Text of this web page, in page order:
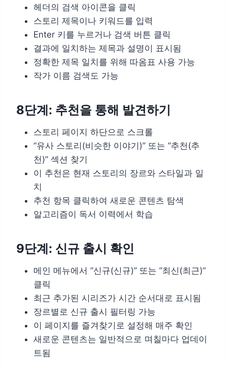
헤더의 검색 아이콘을 클릭
스토리 제목이나 키워드를 입력
Enter 키를 누르거나 검색 버튼 클릭
결과에 일치하는 제목과 설명이 표시됨
정확한 제목 일치를 위해 따옴표 사용 가능
작가 이름 검색도 가능
8단계: 추천을 통해 발견하기
스토리 페이지 하단으로 스크롤
“유사 스토리(비슷한 이야기)” 또는 “추천(추
천)” 섹션 찾기
이 추천은 현재 스토리의 장르와 스타일과 일
치
추천 항목 클릭하여 새로운 콘텐츠 탐색
알고리즘이 독서 이력에서 학습
9단계: 신규 출시 확인
메인 메뉴에서 “신규(신규)” 또는 “최신(최근)”
클릭
최근 추가된 시리즈가 시간 순서대로 표시됨
장르별로 신규 출시 필터링 가능
이 페이지를 즐겨찾기로 설정해 매주 확인
새로운 콘텐츠는 일반적으로 며칠마다 업데이
트됨